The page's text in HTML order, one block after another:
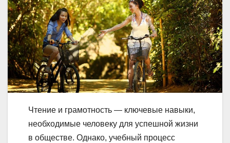
Чтение и грамотность — ключевые навыки,
необходимые человеку для успешной жизни
в обществе. Однако, учебный процесс